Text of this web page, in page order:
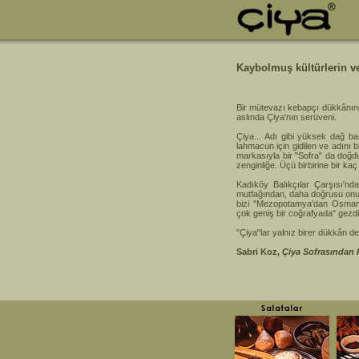
Kaybolmuş kültürlerin
Bir mütevazı kebapçı
aslında Çiya'nın serüveni.
Çiya... Adı gibi yüksek dağ
lahmacun için gidilen ve adını
markasıyla bir "Sofra" da
zenginliğe. Üçü birbirine bir kaç
Kadıköy Balıkçılar
mutfağından, daha doğrusu
bizi "Mezopotamya'dan
çok geniş bir coğrafyada"
"Çiya"lar yalnız birer dükkân
Sabri Koz, Çiya Sofrasından